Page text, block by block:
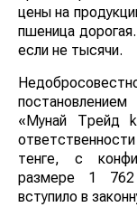
цены на
пшеница
если не тысячи.
«Мунай Трейд
тенге, с
размере 1 762
вступило в